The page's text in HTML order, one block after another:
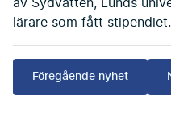
av Sydvatten, Lunds
lärare som fått stipendiet.
Föregående nyhet